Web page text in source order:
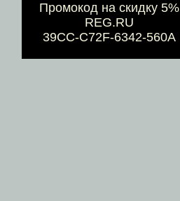
Промокод на скидку 5%
REG.RU
39CC-C72F-6342-560A